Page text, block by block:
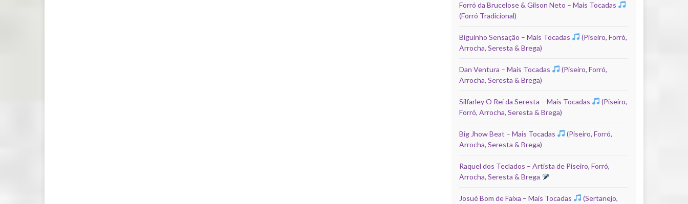
Forró da Brucelose & Gilson Neto – Mais Tocadas
(Forró Tradicional)
Biguinho Sensação – Mais Tocadas
(Piseiro, Forró,
Arrocha, Seresta & Brega)
Dan Ventura – Mais Tocadas
(Piseiro, Forró,
Arrocha, Seresta & Brega)
Silfarley O Rei da Seresta – Mais Tocadas
(Piseiro,
Forró, Arrocha, Seresta & Brega)
Big Jhow Beat – Mais Tocadas
(Piseiro, Forró,
Arrocha, Seresta & Brega)
Raquel dos Teclados – Artista de Piseiro, Forró,
Arrocha, Seresta & Brega
Josué Bom de Faixa – Mais Tocadas
(Sertanejo,